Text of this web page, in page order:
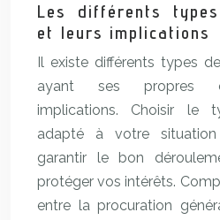
Les différents
et leurs implications
Il existe différents types
ayant ses propres
implications. Choisir le
adapté à votre
garantir le bon
protéger vos intérêts.
entre la procuration